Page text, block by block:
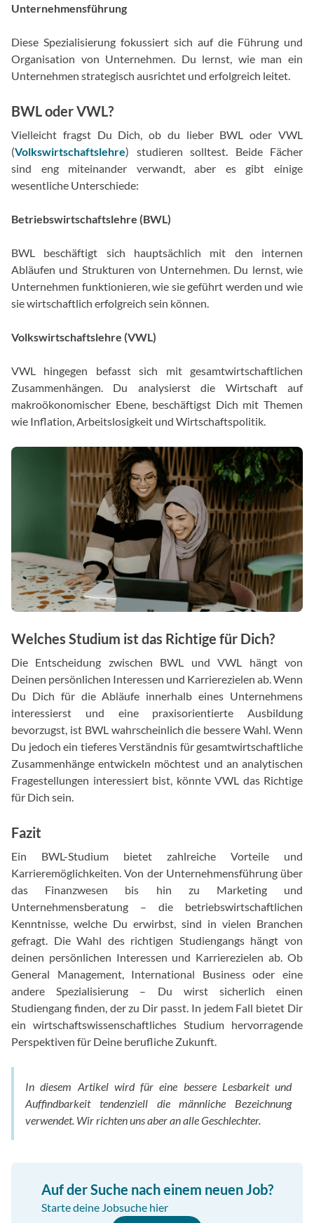
Unternehmensführung
Diese Spezialisierung fokussiert sich auf die Führung und
Organisation von Unternehmen. Du lernst, wie man ein
Unternehmen strategisch ausrichtet und erfolgreich leitet.
BWL oder VWL?
Vielleicht fragst Du Dich, ob du lieber BWL oder VWL
(Volkswirtschaftslehre) studieren solltest. Beide Fächer
sind eng miteinander verwandt, aber es gibt einige
wesentliche Unterschiede:
Betriebswirtschaftslehre (BWL)
BWL beschäftigt sich hauptsächlich mit den internen
Abläufen und Strukturen von Unternehmen. Du lernst, wie
Unternehmen funktionieren, wie sie geführt werden und wie
sie wirtschaftlich erfolgreich sein können.
Volkswirtschaftslehre (VWL)
VWL hingegen befasst sich mit gesamtwirtschaftlichen
Zusammenhängen. Du analysierst die Wirtschaft auf
makroökonomischer Ebene, beschäftigst Dich mit Themen
wie Inflation, Arbeitslosigkeit und Wirtschaftspolitik.
Welches Studium ist das Richtige für Dich?
Die Entscheidung zwischen BWL und VWL hängt von
Deinen persönlichen Interessen und Karrierezielen ab. Wenn
Du Dich für die Abläufe innerhalb eines Unternehmens
interessierst und eine praxisorientierte Ausbildung
bevorzugst, ist BWL wahrscheinlich die bessere Wahl. Wenn
Du jedoch ein tieferes Verständnis für gesamtwirtschaftliche
Zusammenhänge entwickeln möchtest und an analytischen
Fragestellungen interessiert bist, könnte VWL das Richtige
für Dich sein.
Fazit
Ein BWL-Studium bietet zahlreiche Vorteile und
Karrieremöglichkeiten. Von der Unternehmensführung über
das Finanzwesen bis hin zu Marketing und
Unternehmensberatung – die betriebswirtschaftlichen
Kenntnisse, welche Du erwirbst, sind in vielen Branchen
gefragt. Die Wahl des richtigen Studiengangs hängt von
deinen persönlichen Interessen und Karrierezielen ab. Ob
General Management, International Business oder eine
andere Spezialisierung – Du wirst sicherlich einen
Studiengang finden, der zu Dir passt. In jedem Fall bietet Dir
ein wirtschaftswissenschaftliches Studium hervorragende
Perspektiven für Deine berufliche Zukunft.
In diesem Artikel wird für eine bessere Lesbarkeit und
Auffindbarkeit tendenziell die männliche Bezeichnung
verwendet. Wir richten uns aber an alle Geschlechter.
Auf der Suche nach einem neuen Job?
Starte deine Jobsuche hier